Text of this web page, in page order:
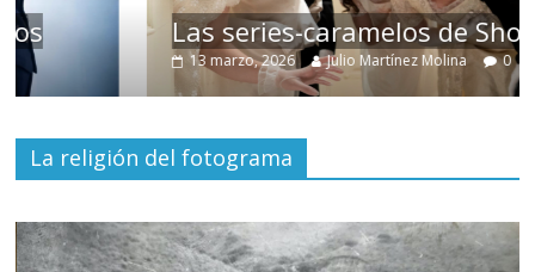
Las series-caramelos de Shondaland
Julio Martínez Molina 0
La religión del fotograma